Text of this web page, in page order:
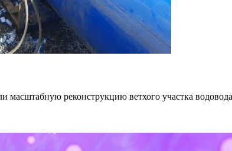
реконструкцию ветхого участка